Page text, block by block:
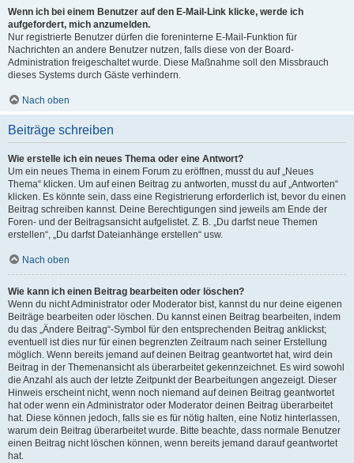
Wenn ich bei einem Benutzer auf den E-Mail-Link klicke, werde ich
aufgefordert, mich anzumelden.
Nur registrierte Benutzer dürfen die foreninterne E-Mail-Funktion für
Nachrichten an andere Benutzer nutzen, falls diese von der Board-
Administration freigeschaltet wurde. Diese Maßnahme soll den Missbrauch
dieses Systems durch Gäste verhindern.
Nach oben
Beiträge schreiben
Wie erstelle ich ein neues Thema oder eine Antwort?
Um ein neues Thema in einem Forum zu eröffnen, musst du auf „Neues
Thema“ klicken. Um auf einen Beitrag zu antworten, musst du auf „Antworten“
klicken. Es könnte sein, dass eine Registrierung erforderlich ist, bevor du einen
Beitrag schreiben kannst. Deine Berechtigungen sind jeweils am Ende der
Foren- und der Beitragsansicht aufgelistet. Z. B. „Du darfst neue Themen
erstellen“, „Du darfst Dateianhänge erstellen“ usw.
Nach oben
Wie kann ich einen Beitrag bearbeiten oder löschen?
Wenn du nicht Administrator oder Moderator bist, kannst du nur deine eigenen
Beiträge bearbeiten oder löschen. Du kannst einen Beitrag bearbeiten, indem
du das „Ändere Beitrag“-Symbol für den entsprechenden Beitrag anklickst;
eventuell ist dies nur für einen begrenzten Zeitraum nach seiner Erstellung
möglich. Wenn bereits jemand auf deinen Beitrag geantwortet hat, wird dein
Beitrag in der Themenansicht als überarbeitet gekennzeichnet. Es wird sowohl
die Anzahl als auch der letzte Zeitpunkt der Bearbeitungen angezeigt. Dieser
Hinweis erscheint nicht, wenn noch niemand auf deinen Beitrag geantwortet
hat oder wenn ein Administrator oder Moderator deinen Beitrag überarbeitet
hat. Diese können jedoch, falls sie es für nötig halten, eine Notiz hinterlassen,
warum dein Beitrag überarbeitet wurde. Bitte beachte, dass normale Benutzer
einen Beitrag nicht löschen können, wenn bereits jemand darauf geantwortet
hat.